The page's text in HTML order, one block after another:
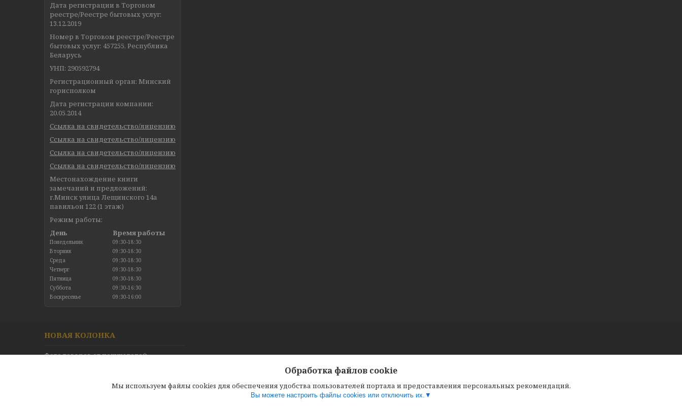
Дата регистрации в Торговом
реестре/Реестре бытовых услуг:
13.12.2019
Номер в Торговом реестре/Реестре
бытовых услуг: 457255, Республика
Беларусь
УНП: 290592794
Регистрационный орган: Минский
горисполком
Дата регистрации компании:
20.05.2014
Ссылка на свидетельство/лицензию
Ссылка на свидетельство/лицензию
Ссылка на свидетельство/лицензию
Ссылка на свидетельство/лицензию
Местонахождение книги
замечаний и предложений:
г.Минск улица Лещинского 14а
павильон 122 (1 этаж)
Режим работы:
День
Время работы
Понедельник
09:30-18:30
Вторник
09:30-18:30
Среда
09:30-18:30
Четверг
09:30-18:30
Пятница
09:30-18:30
Суббота
09:30-16:30
Воскресенье
09:30-16:00
НОВАЯ КОЛОНКА
Фото товаров от покупателей
Обработка файлов cookie
Мы используем файлы cookies для обеспечения удобства пользователей портала и предоставления персональных рекомендаций.
Вы можете настроить файлы cookies или отключить их.